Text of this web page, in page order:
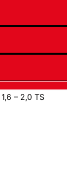
– 2,0 TS